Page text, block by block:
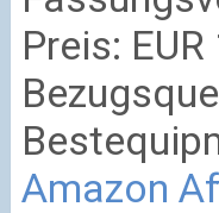
Preis:
Amazon